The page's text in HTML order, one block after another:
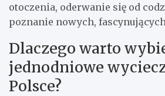
otoczenia, oderwanie się od
poznanie nowych,
Dlaczego warto
jednodniowe
Polsce?